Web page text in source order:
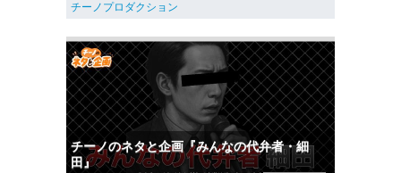
チーノプロダクション
チーノのネタと企画『みんなの代弁者・細
田』